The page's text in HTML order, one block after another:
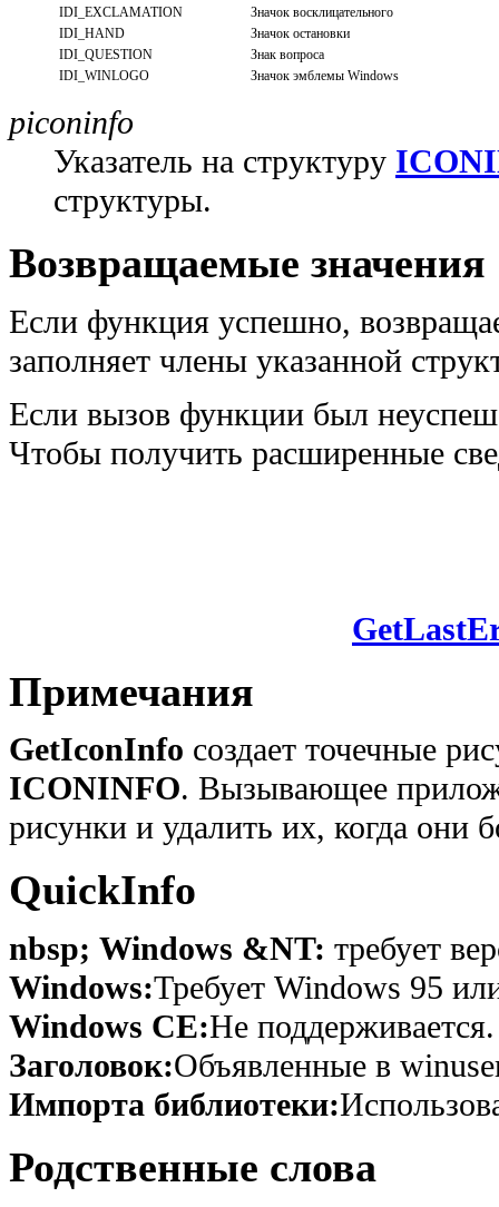
IDI_EXCLAMATION
Значок восклицательного
IDI_HAND
Значок остановки
IDI_QUESTION
Знак вопроса
IDI_WINLOGO
Значок эмблемы Windows
piconinfo
Указатель на структуру
структуры.
Возвращаемые значения
Если функция успешно,
заполняет члены указанной
Если вызов функции был
Чтобы получить расширенные
Примечания
GetIconInfo создает точечные
ICONINFO. Вызывающее
рисунки и удалить их, когда они
QuickInfo
nbsp; Windows &NT: требует
Windows:Требует Windows 95
Windows CE:Не поддерживается.
Заголовок:Объявленные в
Импорта библиотеки:
Родственные слова